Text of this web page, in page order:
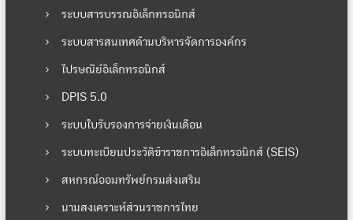
ระบบสารบรรณอิเล็กทรอนิกส์
ระบบสารสนเทศด้านบริหารจัดการองค์กร
ไปรษณีย์อิเล็กทรอนิกส์
DPIS 5.0
ระบบใบรับรองการจ่ายเงินเดือน
ระบบทะเบียนประวัติข้าราชการอิเล็กทรอนิกส์ (SEIS)
สหกรณ์ออมทรัพย์กรมส่งเสริม
นามสงเคราะห์ส่วนราชการไทย